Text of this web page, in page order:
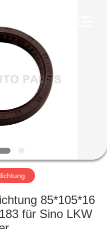
85*105*16
für Sino LKW